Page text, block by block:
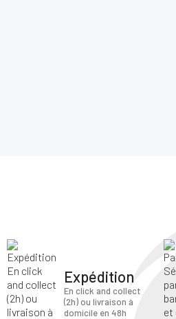
Expédition
En click and collect
(2h) ou livraison à
domicile en 48h